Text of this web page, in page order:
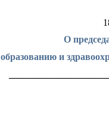
О
образованию и